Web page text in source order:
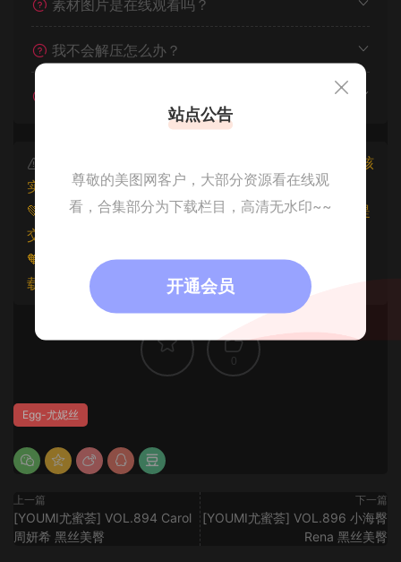
素材图片是在线观看吗？
我不会解压怎么办？
本文资源仅供个人参考学习，请勿批量搬运，一经核
实将封禁账号权限！
💚本文资源均来源网友分享，若侵犯了您的权益可以提
交工单处理。
🧡原文链接：https://www.znjfg.com/992.html
载请注明出处。
0
Egg-尤妮丝
上一篇
[YOUMI尤蜜荟] VOL.894 Carol
周妍希 黑丝美臀
下一篇
[YOUMI尤蜜荟] VOL.896 小海臀
Rena 黑丝美臀
站点公告
尊敬的美图网客户，大部分资源看在线观
看，合集部分为下载栏目，高清无水印~~
开通会员